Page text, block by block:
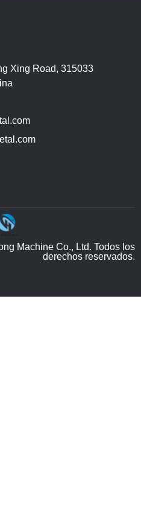
Xing Road, 315033
Machine Co., Ltd. Todos los
derechos reservados.